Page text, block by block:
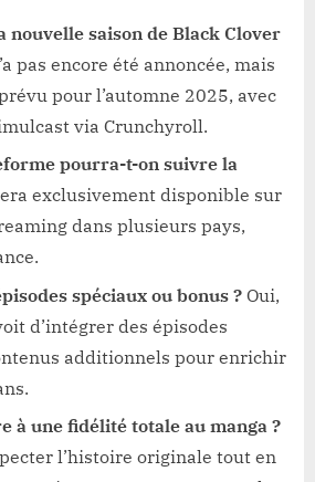
nouvelle saison de Black Clover
pas encore été annoncée, mais
pour l’automne 2025, avec
via Crunchyroll.
pourra-t-on suivre la
exclusivement disponible sur
dans plusieurs pays,
spéciaux ou bonus ? Oui,
d’intégrer des épisodes
additionnels pour enrichir
à une fidélité totale au manga ?
l’histoire originale tout en